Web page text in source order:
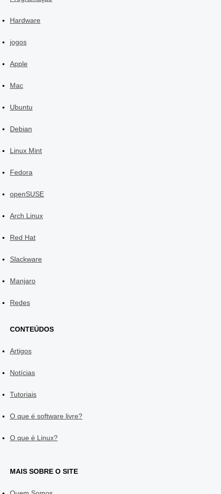
Hardware
jogos
Apple
Mac
Ubuntu
Debian
Linux Mint
Fedora
openSUSE
Arch Linux
Red Hat
Slackware
Manjaro
Redes
CONTEÚDOS
Artigos
Notícias
Tutoriais
O que é software livre?
O que é Linux?
MAIS SOBRE O SITE